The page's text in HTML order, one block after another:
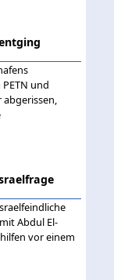
und
Abdul El-
vor einem